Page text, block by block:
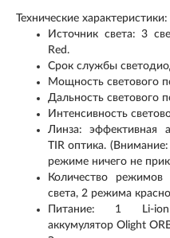
Технические характеристики:
Источник света: 3
Red.
Срок службы
Мощность светового
Дальность светового
Интенсивность
Линза: эффективная
TIR оптика.
режиме ничего не
Количество
света, 2 режима
Питание: 1 Li-ion
аккумулятор Olight